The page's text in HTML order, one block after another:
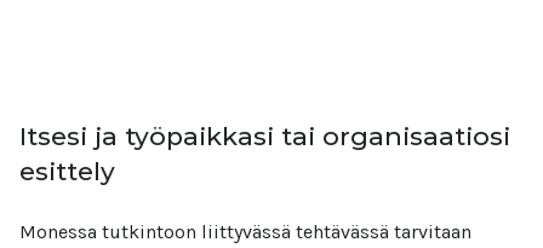
Itsesi ja työpaikkasi tai organisaatiosi
esittely
Monessa tutkintoon liittyvässä tehtävässä tarvitaan